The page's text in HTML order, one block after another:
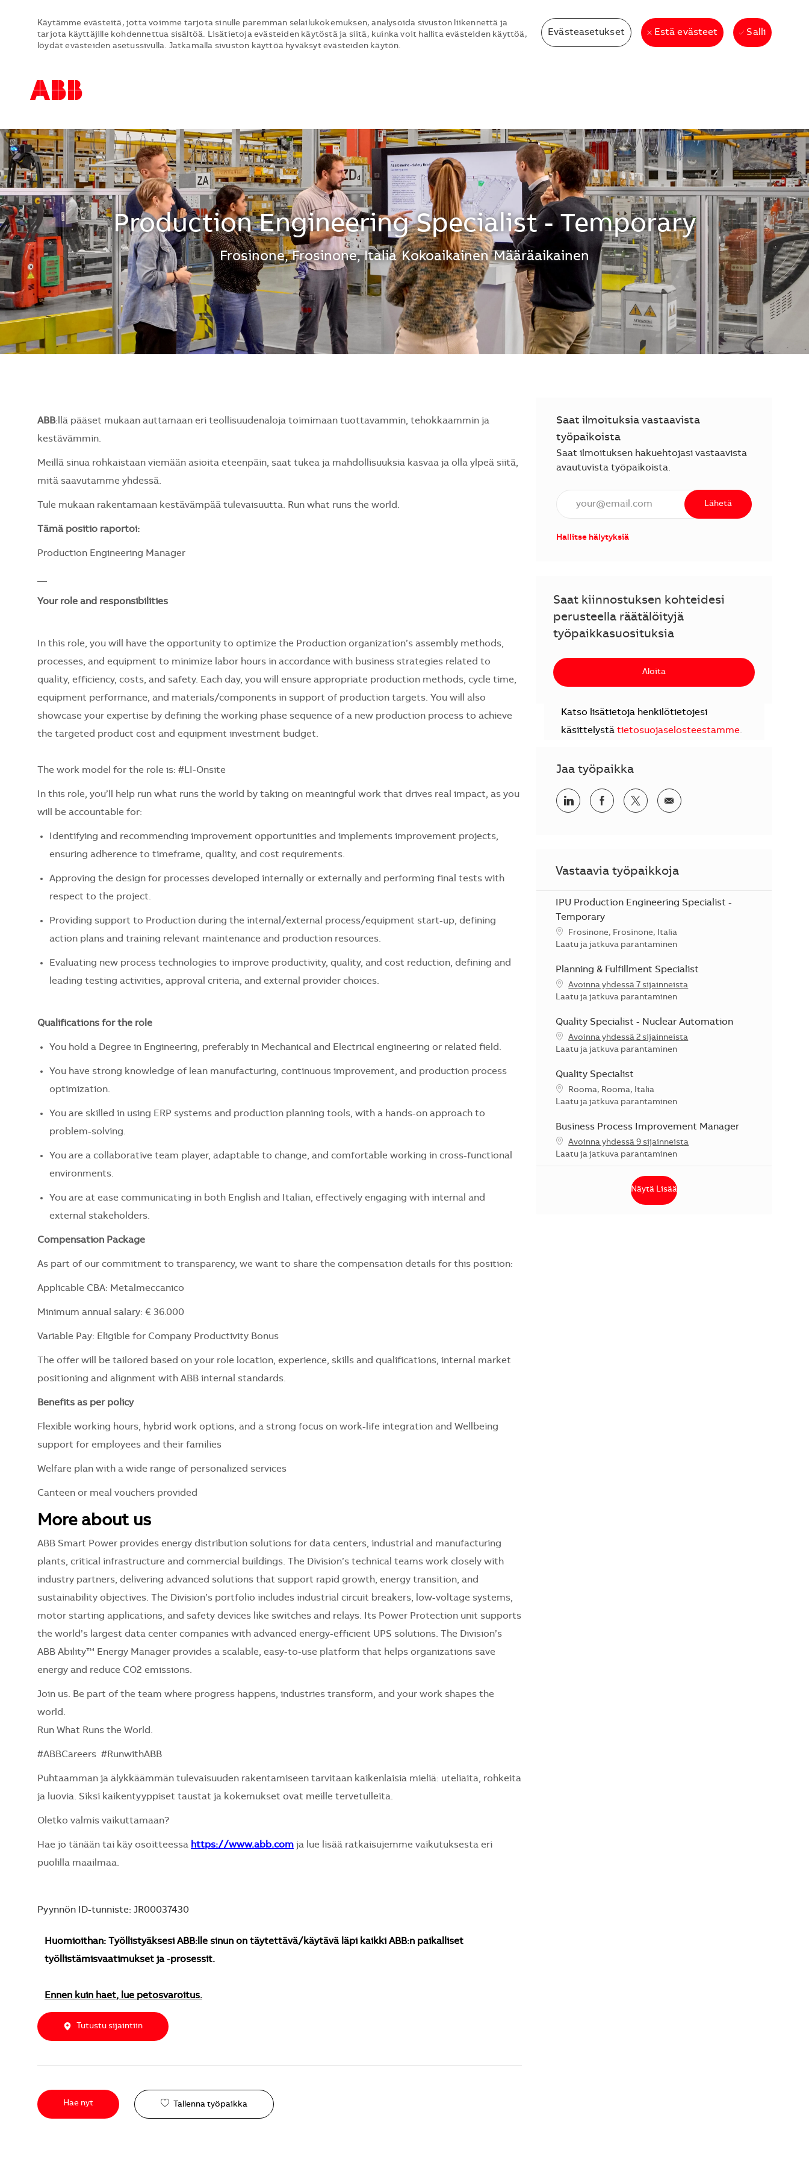
--
Käytämme evästeitä, jotta voimme tarjota sinulle paremman selailukokemuksen, analysoida sivuston liikennettä ja
tarjota käyttäjille kohdennettua sisältöä. Lisätietoja evästeiden käytöstä ja siitä, kuinka voit hallita evästeiden käyttöä,
löydät evästeiden asetussivulla. Jatkamalla sivuston käyttöä hyväksyt evästeiden käytön.
Evästeasetukset Estä evästeet Salli
Production Engineering Specialist - Temporary
Sijainti
Frosinone, Frosinone, Italia Kokoaikainen Määräaikainen
ABB:llä pääset mukaan auttamaan eri teollisuudenaloja toimimaan tuottavammin, tehokkaammin ja
kestävämmin.
Meillä sinua rohkaistaan viemään asioita eteenpäin, saat tukea ja mahdollisuuksia kasvaa ja olla ylpeä siitä,
mitä saavutamme yhdessä.
Tule mukaan rakentamaan kestävämpää tulevaisuutta. Run what runs the world.
Tämä positio raportoi:
Production Engineering Manager
Your role and responsibilities
In this role, you will have the opportunity to optimize the Production organization’s assembly methods,
processes, and equipment to minimize labor hours in accordance with business strategies related to
quality, efficiency, costs, and safety. Each day, you will ensure appropriate production methods, cycle time,
equipment performance, and materials/components in support of production targets. You will also
showcase your expertise by defining the working phase sequence of a new production process to achieve
the targeted product cost and equipment investment budget.
The work model for the role is: #LI-Onsite
In this role, you’ll help run what runs the world by taking on meaningful work that drives real impact, as you
will be accountable for:
Identifying and recommending improvement opportunities and implements improvement projects,
ensuring adherence to timeframe, quality, and cost requirements.
Approving the design for processes developed internally or externally and performing final tests with
respect to the project.
Providing support to Production during the internal/external process/equipment start-up, defining
action plans and training relevant maintenance and production resources.
Evaluating new process technologies to improve productivity, quality, and cost reduction, defining and
leading testing activities, approval criteria, and external provider choices.
Qualifications for the role
You hold a Degree in Engineering, preferably in Mechanical and Electrical engineering or related field.
You have strong knowledge of lean manufacturing, continuous improvement, and production process
optimization.
You are skilled in using ERP systems and production planning tools, with a hands-on approach to
problem-solving.
You are a collaborative team player, adaptable to change, and comfortable working in cross-functional
environments.
You are at ease communicating in both English and Italian, effectively engaging with internal and
external stakeholders.
Compensation Package
As part of our commitment to transparency, we want to share the compensation details for this position:
Applicable CBA: Metalmeccanico
Minimum annual salary: € 36.000
Variable Pay: Eligible for Company Productivity Bonus
The offer will be tailored based on your role location, experience, skills and qualifications, internal market
positioning and alignment with ABB internal standards.
Benefits as per policy
Flexible working hours, hybrid work options, and a strong focus on work-life integration and Wellbeing
support for employees and their families
Welfare plan with a wide range of personalized services
Canteen or meal vouchers provided
More about us
ABB Smart Power provides energy distribution solutions for data centers, industrial and manufacturing
plants, critical infrastructure and commercial buildings. The Division’s technical teams work closely with
industry partners, delivering advanced solutions that support rapid growth, energy transition, and
sustainability objectives. The Division’s portfolio includes industrial circuit breakers, low-voltage systems,
motor starting applications, and safety devices like switches and relays. Its Power Protection unit supports
the world’s largest data center companies with advanced energy-efficient UPS solutions. The Division’s
ABB Ability™ Energy Manager provides a scalable, easy-to-use platform that helps organizations save
energy and reduce CO2 emissions.
Join us. Be part of the team where progress happens, industries transform, and your work shapes the
world.
Run What Runs the World.
#ABBCareers #RunwithABB
Puhtaamman ja älykkäämmän tulevaisuuden rakentamiseen tarvitaan kaikenlaisia mieliä: uteliaita, rohkeita
ja luovia. Siksi kaikentyyppiset taustat ja kokemukset ovat meille tervetulleita.
Oletko valmis vaikuttamaan?
Hae jo tänään tai käy osoitteessa https://www.abb.com ja lue lisää ratkaisujemme vaikutuksesta eri
puolilla maailmaa.
Pyynnön ID-tunniste: JR00037430
Huomioithan: Työllistyäksesi ABB:lle sinun on täytettävä/käytävä läpi kaikki ABB:n paikalliset
työllistämisvaatimukset ja -prosessit.
Ennen kuin haet, lue petosvaroitus.
Tutustu sijaintiin
Hae nyt Tallenna työpaikka
Saat ilmoituksia vastaavista
työpaikoista
Saat ilmoituksen hakuehtojasi vastaavista
avautuvista työpaikoista.
Anna sähköpostiosoite (vaaditaan).
Lähetä
Hallitse hälytyksiä
Saat kiinnostuksen kohteidesi
perusteella räätälöityjä
työpaikkasuosituksia
Aloita
Katso lisätietoja henkilötietojesi
käsittelystä tietosuojaselosteestamme.
Jaa työpaikka
Jaa LinkedInissäJaa Facebookissa
Jaa TwitterissäJaa sähköpostilla
Vastaavia työpaikkoja
IPU Production Engineering Specialist -
Temporary
SijaintiFrosinone, Frosinone, Italia
Kategoria
Laatu ja jatkuva parantaminen
Planning & Fulfillment Specialist
Avoinna yhdessä 7 sijainneista
Kategoria
Laatu ja jatkuva parantaminen
Quality Specialist - Nuclear Automation
Avoinna yhdessä 2 sijainneista
Kategoria
Laatu ja jatkuva parantaminen
Quality Specialist
SijaintiRooma, Rooma, Italia
Kategoria
Laatu ja jatkuva parantaminen
Business Process Improvement Manager
Avoinna yhdessä 9 sijainneista
Kategoria
Laatu ja jatkuva parantaminen
Näytä Lisää